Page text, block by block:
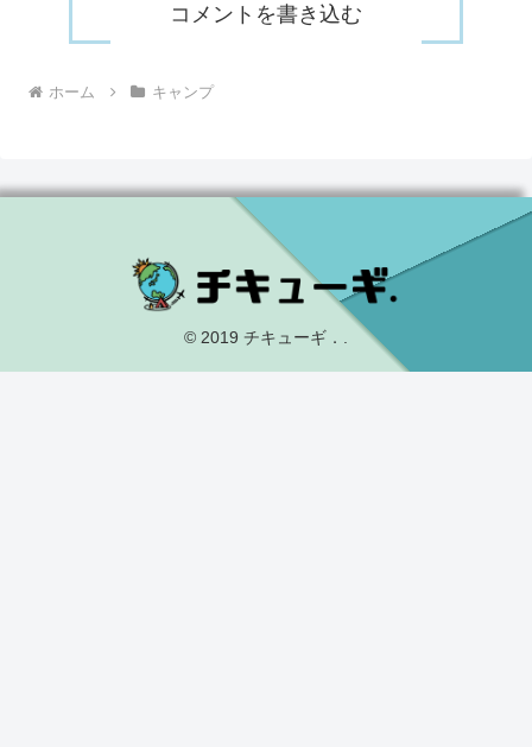
コメントを書き込む
ホーム キャンプ
© 2019 チキューギ．.